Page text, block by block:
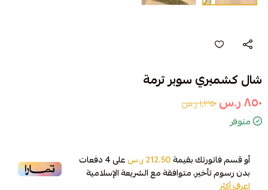
شال كشميري سوبر ترمة
٨٥٠ ر.س
١٬٣٥٠ ر.س
متوفر
أو قسم فاتورتك بقيمة212.50 ر.س على4دفعات
بدون رسوم تأخير، متوافقة مع الشريعة الإسلامية
اعرف أكثر